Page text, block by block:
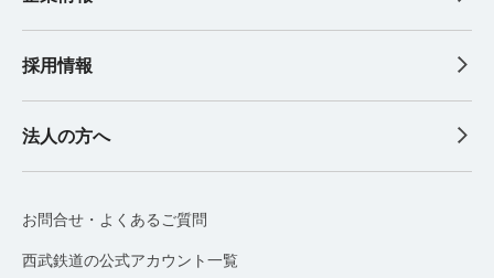
採用情報
法人の方へ
お問合せ・よくあるご質問
西武鉄道の公式アカウント一覧